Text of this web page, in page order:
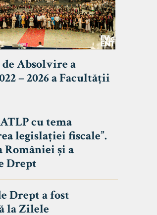
Absolvire a
– 2026 a Facultății
cu tema
legislației fiscale”.
și a
Drept
Drept a fost
la Zilele